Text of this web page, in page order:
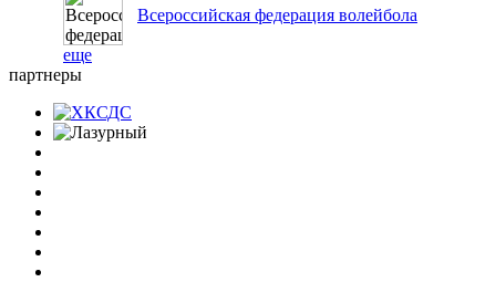
Всероссийская федерация волейбола
еще
партнеры